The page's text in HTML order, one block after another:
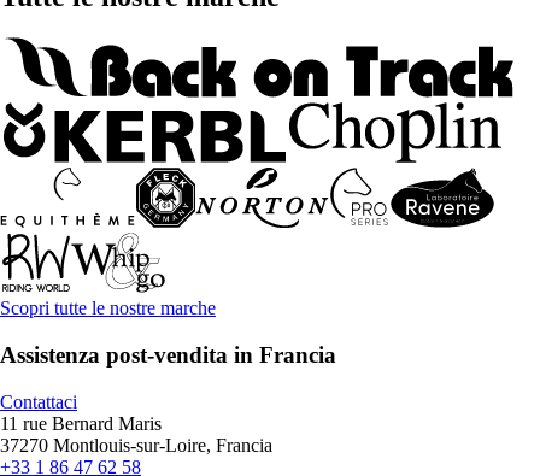
Scopri tutte le nostre marche
Assistenza post-vendita in Francia
Contattaci
11 rue Bernard Maris
37270 Montlouis-sur-Loire, Francia
+33 1 86 47 62 58